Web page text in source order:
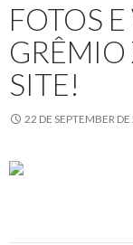
FOTOS
GRÊMIO
SITE!
22 DE SEPTEMBER